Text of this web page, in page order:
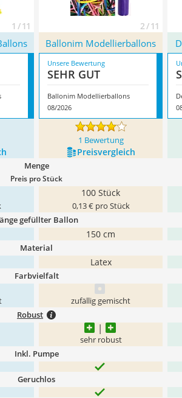
1 / 11 2 / 11
Ballonim Modellierballons
Unsere Bewertung
SEHR GUT
Ballonim Modellierballons
08/2026
1 Bewertung
Preis­vergleich
Menge
Preis pro Stück
100 Stück
0,13 € pro Stück
gefüllter Ballon
150 cm
Material
Latex
Farbvielfalt
zufällig gemischt
Robust
sehr robust
Inkl. Pumpe
Geruchlos